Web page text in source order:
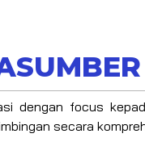
dengan focus
secara